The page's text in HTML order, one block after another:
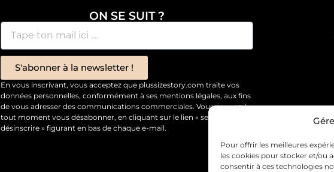
Pour offrir les meilleures
les cookies pour stocker et/ou
consentir à ces technologies
ON SE SUIT ?
S'abonner à la newsletter !
En vous inscrivant, vous acceptez que plussizestory.com traite vos
données personnelles, conformément à ses mentions légales, aux fins
de vous adresser des communications commerciales. Vous pouvez à
tout moment vous désabonner, en cliquant sur le lien « se
désinscrire » figurant en bas de chaque e-mail.